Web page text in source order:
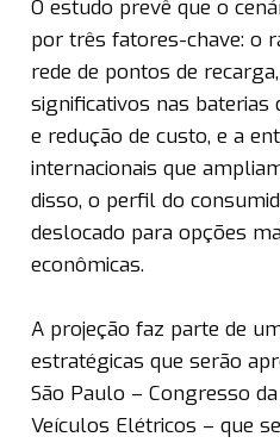
O estudo prevê que o
por três fatores-chave: o
rede de pontos de
significativos nas
e redução de custo, e a
internacionais que
disso, o perfil do
deslocado para opções
econômicas.
A projeção faz parte de
estratégicas que serão
São Paulo – Congresso
Veículos Elétricos – que